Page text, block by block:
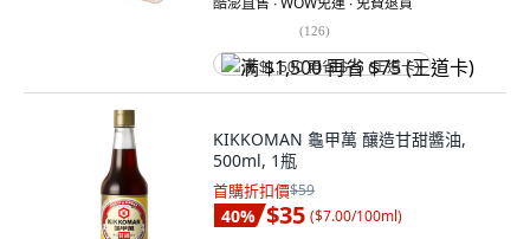
(126)
满 $1,500 再省 $75 (王道卡)
KIKKOMAN 龜甲萬 釀造甘甜醬油,
500ml, 1瓶
首購折扣價$59
40% $35 ($7.00/100ml)